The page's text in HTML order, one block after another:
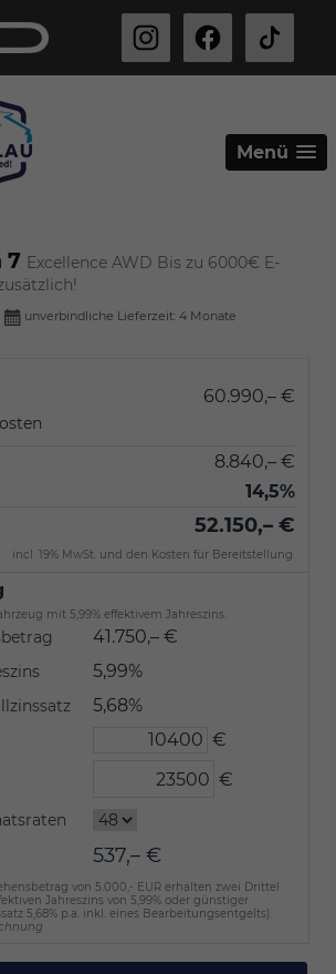
Menü
7 Excellence AWD Bis zu 6000€ E-
unverbindliche Lieferzeit: 4 Monate
60.990,– €
8.840,– €
14,5%
52.150,– €
incl. 19% MwSt. und den Kosten für Bereitstellung.
mit 5,99% effektivem Jahreszins.
41.750,– €
5,99%
5,68%
€
€
537,– €
von 5.000,- EUR erhalten zwei Drittel
Jahreszins von 5,99% oder günstiger
5,68% p.a. inkl. eines Bearbeitungsentgelts).